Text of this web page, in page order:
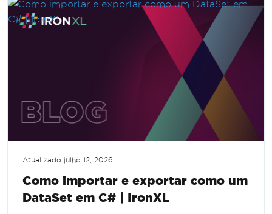
Atualizado julho 12, 2026
Como importar e exportar como um
DataSet em C# | IronXL